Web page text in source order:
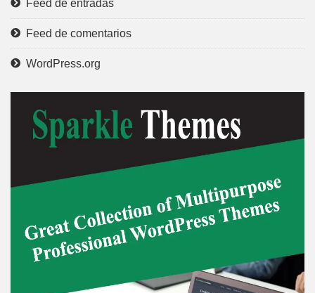
Feed de entradas
Feed de comentarios
WordPress.org